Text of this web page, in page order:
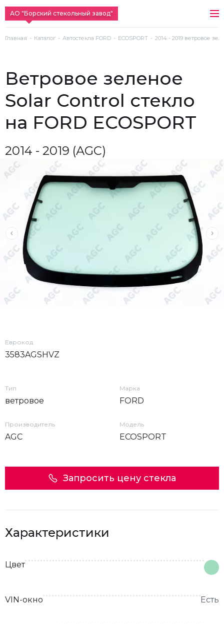
АО "Борский стекольный завод"
Главная Каталог Автостекла FORD ECOSPORT 2014 - 2019 ветровое
ветровое зеленое
Solar Control стекло
на FORD ECOSPORT
2014 - 2019 (AGC)
Еврокод
3583AGSHVZ
Тип
ветровое
Марка
FORD
Производитель
AGC
Модель
ECOSPORT
Запросить цену стекла
Характеристики
Цвет
VIN-окно Есть